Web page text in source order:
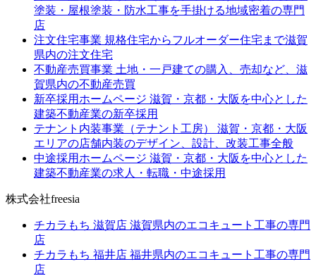
塗装・屋根塗装・防水工事を手掛ける地域密着の専門
店
注文住宅事業 規格住宅からフルオーダー住宅まで滋賀
県内の注文住宅
不動産売買事業 土地・一戸建ての購入、売却など、滋
賀県内の不動産売買
新卒採用ホームページ 滋賀・京都・大阪を中心とした
建築不動産業の新卒採用
テナント内装事業（テナント工房）
滋賀・京都・大阪
エリアの店舗内装のデザイン、設計、改装工事全般
中途採用ホームページ 滋賀・京都・大阪を中心とした
建築不動産業の求人・転職・中途採用
株式会社freesia
チカラもち 滋賀店 滋賀県内のエコキュート工事の専門
店
チカラもち 福井店 福井県内のエコキュート工事の専門
店